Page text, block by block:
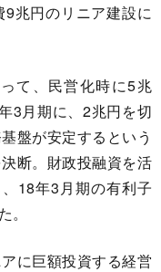
兆円のリニア建設に
て、民営化時に5兆
3月期に、2兆円を切
盤が安定するという
断。財政投融資を活
18年3月期の有利子
に巨額投資する経営